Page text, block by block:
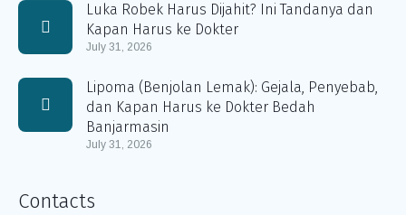
Luka Robek Harus Dijahit? Ini Tandanya dan
Kapan Harus ke Dokter
July 31, 2026
Lipoma (Benjolan Lemak): Gejala, Penyebab,
dan Kapan Harus ke Dokter Bedah
Banjarmasin
July 31, 2026
Contacts